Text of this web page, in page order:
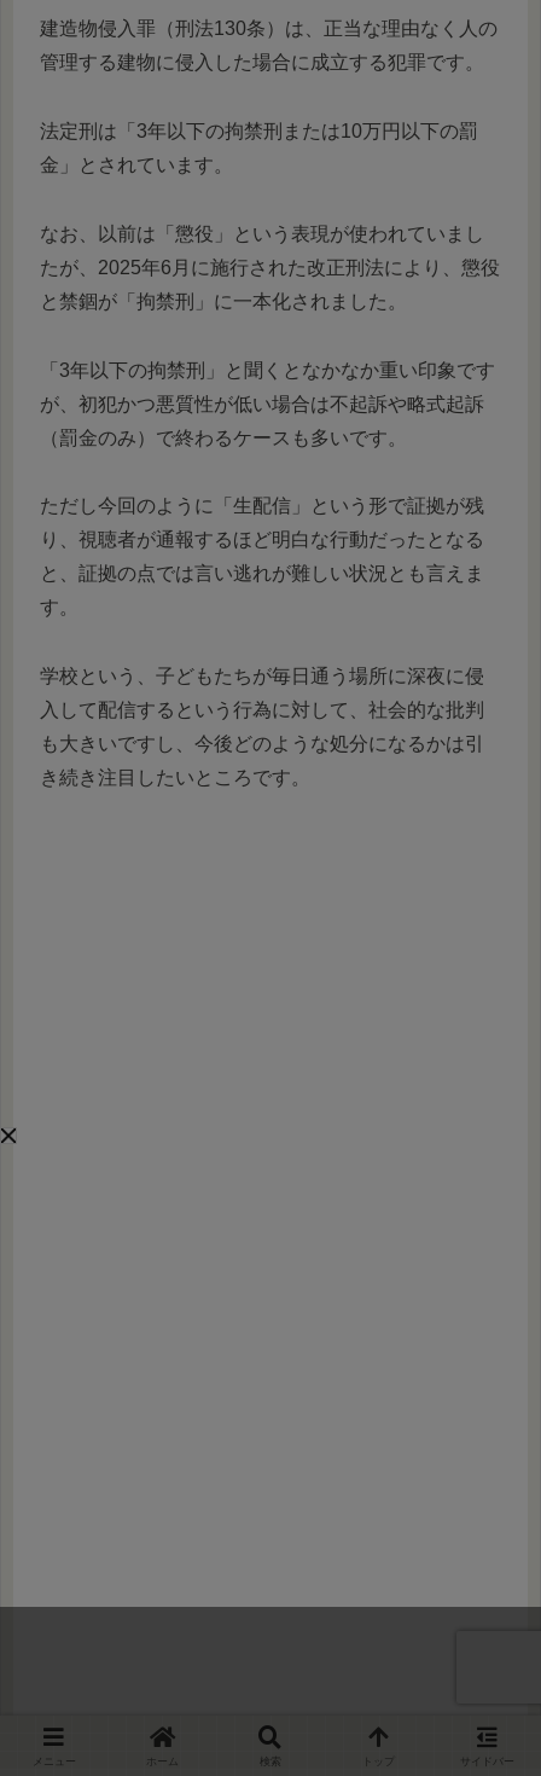
建造物侵入罪（刑法130条）は、正当な理由なく人の
管理する建物に侵入した場合に成立する犯罪です。
法定刑は「3年以下の拘禁刑または10万円以下の罰
金」とされています。
なお、以前は「懲役」という表現が使われていまし
たが、2025年6月に施行された改正刑法により、懲役
と禁錮が「拘禁刑」に一本化されました。
「3年以下の拘禁刑」と聞くとなかなか重い印象です
が、初犯かつ悪質性が低い場合は不起訴や略式起訴
（罰金のみ）で終わるケースも多いです。
ただし今回のように「生配信」という形で証拠が残
り、視聴者が通報するほど明白な行動だったとなる
と、証拠の点では言い逃れが難しい状況とも言えま
す。
学校という、子どもたちが毎日通う場所に深夜に侵
入して配信するという行為に対して、社会的な批判
も大きいですし、今後どのような処分になるかは引
き続き注目したいところです。
メニュー ホーム 検索 トップ サイドバー